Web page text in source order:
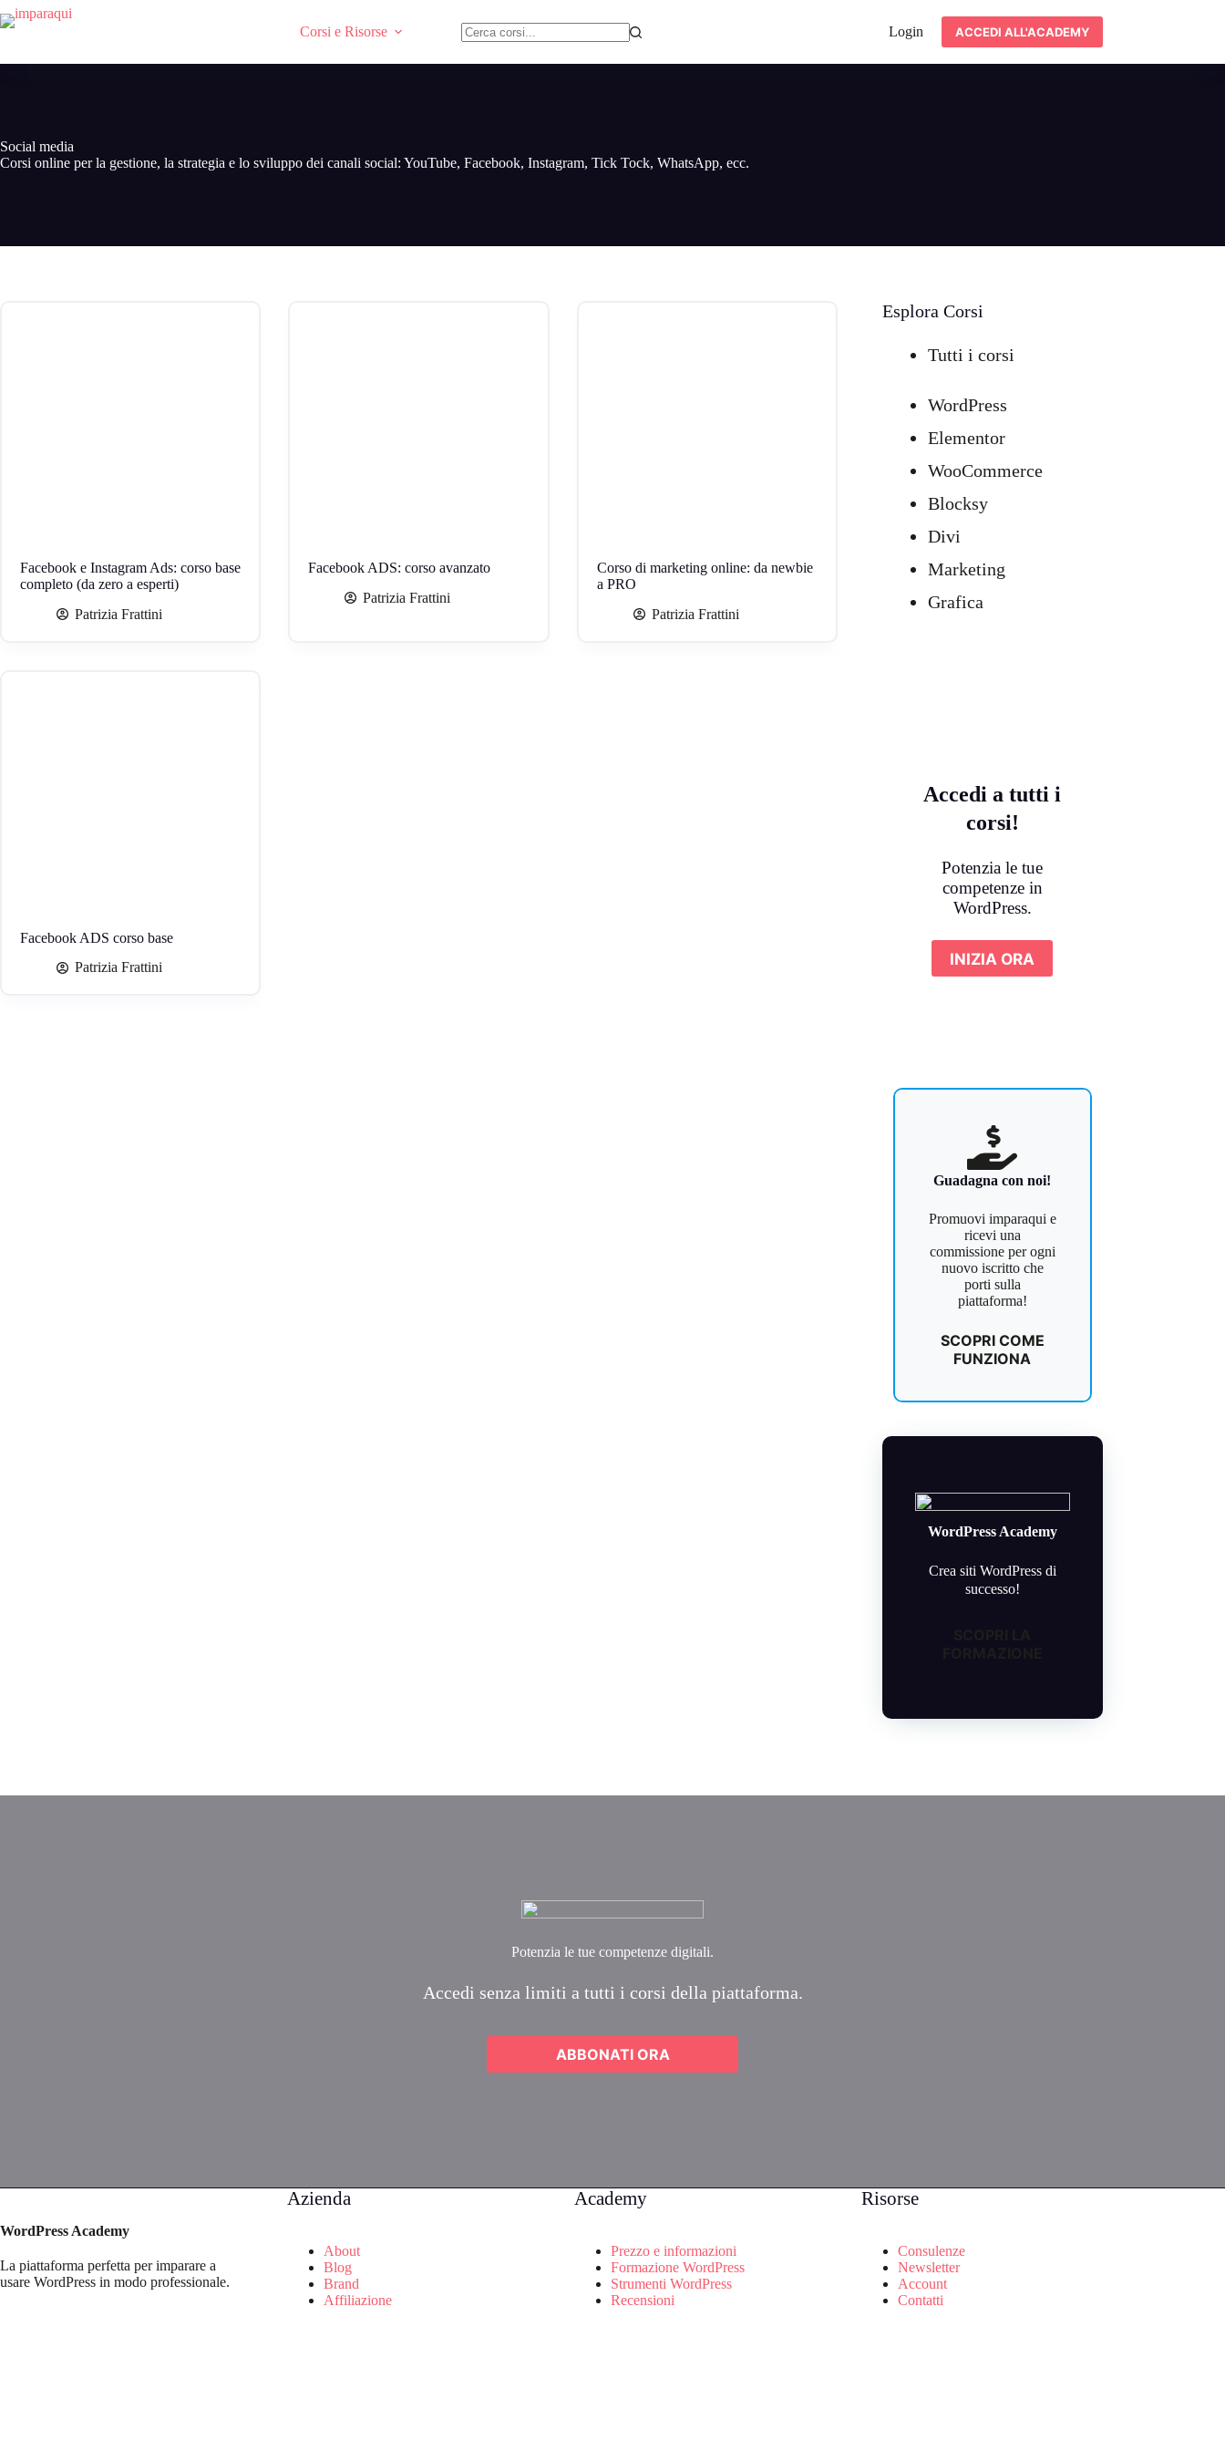
Salta
e
Corsi e Risorse
risultato
Login ACCEDI ALL'ACADEMY
Social media
Corsi online per la gestione, la strategia e lo sviluppo dei canali social: YouTube, Facebook, Instagram, Tick Tock, WhatsApp, ecc.
Facebook e Instagram Ads: corso base
completo (da zero a esperti)
Patrizia Frattini
Facebook ADS: corso avanzato
Patrizia Frattini
Corso di marketing online: da newbie
a PRO
Patrizia Frattini
Facebook ADS corso base
Patrizia Frattini
Esplora Corsi
Tutti i corsi
WordPress
Elementor
WooCommerce
Blocksy
Divi
Marketing
Grafica
Accedi a tutti i
corsi!
Potenzia le tue
competenze in
WordPress.
INIZIA ORA
Guadagna con noi!
Promuovi imparaqui e
ricevi una
commissione per ogni
nuovo iscritto che
porti sulla
piattaforma!
SCOPRI COME
FUNZIONA
WordPress Academy
Crea siti WordPress di
successo!
Potenzia le tue competenze digitali.
Accedi senza limiti a tutti i corsi della piattaforma.
ABBONATI ORA
WordPress Academy
La piattaforma perfetta per imparare a
usare WordPress in modo professionale.
Azienda
About
Blog
Brand
Affiliazione
Academy
Prezzo e informazioni
Formazione WordPress
Strumenti WordPress
Recensioni
Risorse
Consulenze
Newsletter
Account
Contatti